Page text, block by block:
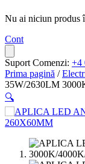
Nu ai niciun produs
Cont
Suport Comenzi: +4
Prima pagină /
35W/2630LM
🔍